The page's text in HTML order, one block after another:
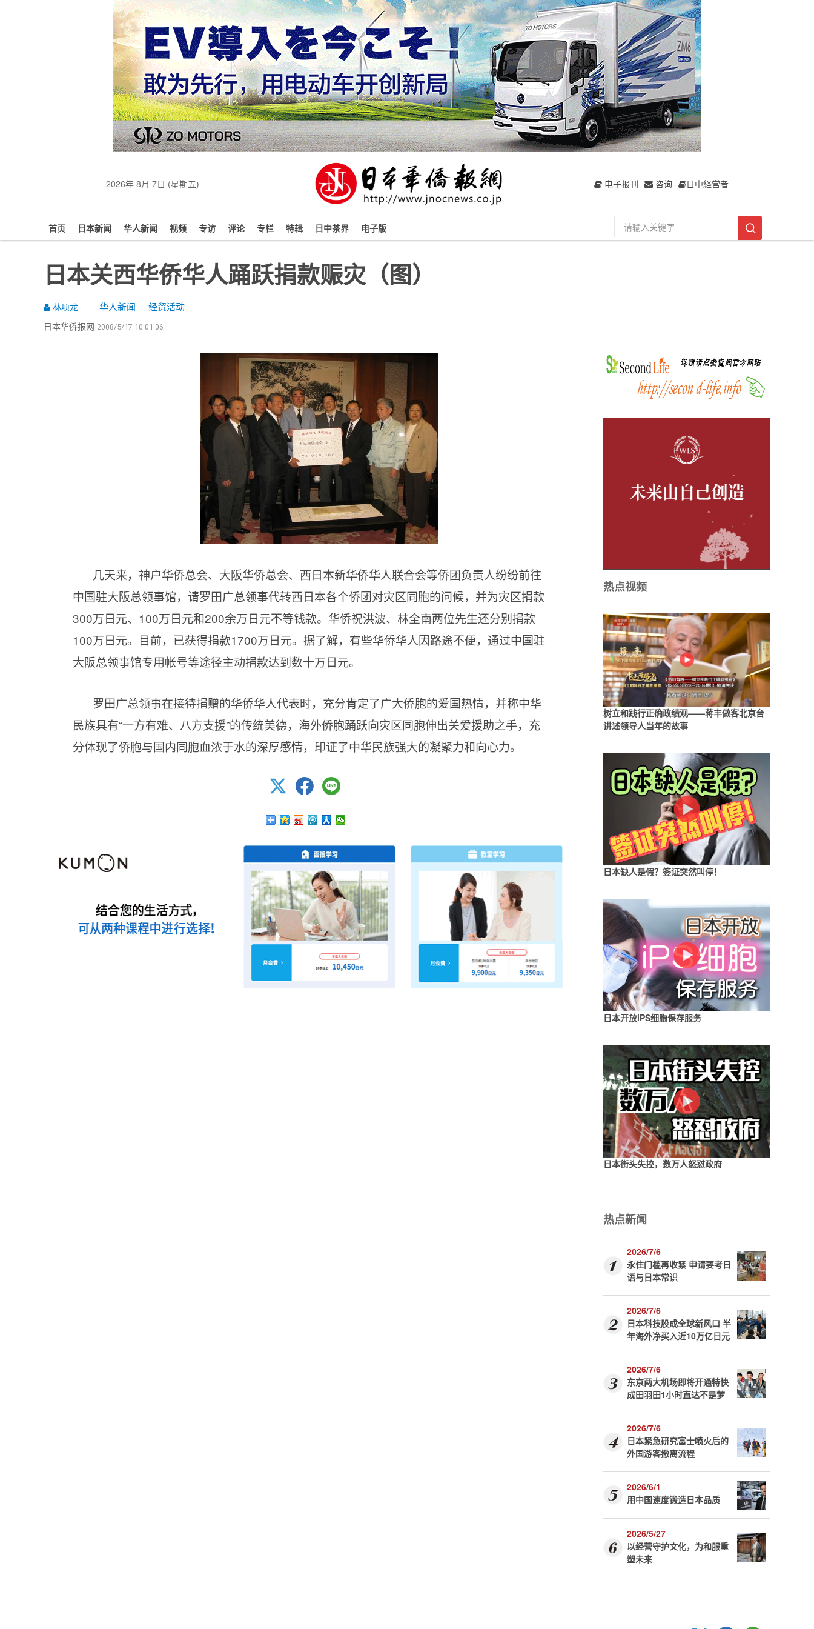
2026年 8月 7日 (星期五) 电子报刊 咨询 日中経営者
首页 日本新闻 华人新闻 视频 专访 评论 专栏 特辑 日中茶界 电子版
日本关西华侨华人踊跃捐款赈灾（图）
林项龙 华人新闻 经贸活动
日本华侨报网 2008/5/17 10:01:06
几天来，神户华侨总会、大阪华侨总会、西日本新华侨华人联合会等侨团负责人纷纷前往
中国驻大阪总领事馆，请罗田广总领事代转西日本各个侨团对灾区同胞的问候，并为灾区捐款
300万日元、100万日元和200余万日元不等钱款。华侨祝洪波、林全南两位先生还分别捐款
100万日元。目前，已获得捐款1700万日元。据了解，有些华侨华人因路途不便，通过中国驻
大阪总领事馆专用帐号等途径主动捐款达到数十万日元。
罗田广总领事在接待捐赠的华侨华人代表时，充分肯定了广大侨胞的爱国热情，并称中华
民族具有“一方有难、八方支援”的传统美德，海外侨胞踊跃向灾区同胞伸出关爱援助之手，充
分体现了侨胞与国内同胞血浓于水的深厚感情，印证了中华民族强大的凝聚力和向心力。
热点视频
树立和践行正确政绩观——蒋丰做客北京台
讲述领导人当年的故事
日本缺人是假？签证突然叫停！
日本开放iPS细胞保存服务
日本街头失控，数万人怒怼政府
热点新闻
2026/7/6
永住门槛再收紧 申请要考日
语与日本常识
2026/7/6
日本科技股成全球新风口 半
年海外净买入近10万亿日元
2026/7/6
东京两大机场即将开通特快
成田羽田1小时直达不是梦
2026/7/6
日本紧急研究富士喷火后的
外国游客撤离流程
2026/6/1
用中国速度锻造日本品质
2026/5/27
以经营守护文化，为和服重
塑未来